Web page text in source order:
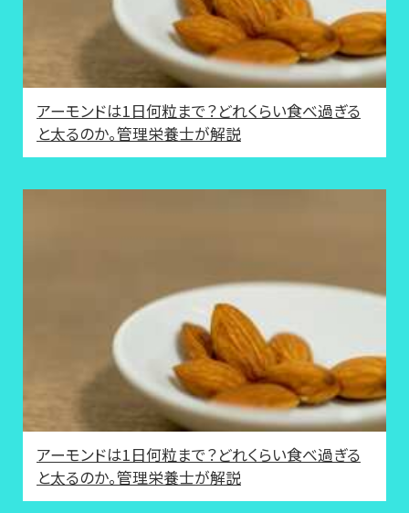
アーモンドは1日何粒まで？どれくらい食べ過ぎる
と太るのか。管理栄養士が解説
アーモンドは1日何粒まで？どれくらい食べ過ぎる
と太るのか。管理栄養士が解説